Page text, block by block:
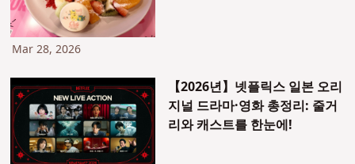
Mar 28, 2026
【2026년】넷플릭스 일본 오리
지널 드라마·영화 총정리: 줄거
리와 캐스트를 한눈에!